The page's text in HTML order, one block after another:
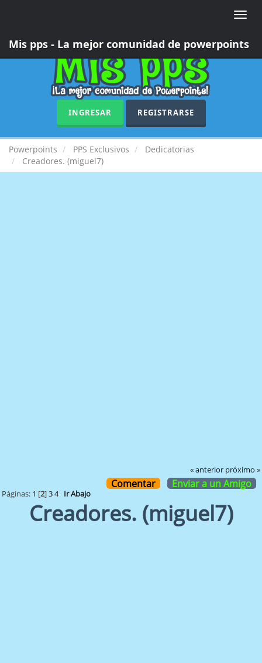
Toggle
Mis pps - La mejor comunidad de powerpoints
INGRESAR REGISTRARSE
Powerpoints PPS Exclusivos
Dedicatorias
Creadores. (miguel7)
« anterior próximo »
Comentar Enviar a un Amigo
Páginas: 1 [2]3 4 Ir Abajo
Creadores. (miguel7)